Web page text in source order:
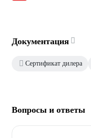
Документация
Сертификат дилера
Вопросы и ответы